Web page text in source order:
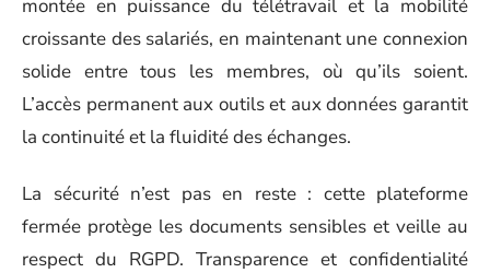
montée en puissance du télétravail et la mobilité
croissante des salariés, en maintenant une connexion
solide entre tous les membres, où qu’ils soient.
L’accès permanent aux outils et aux données garantit
la continuité et la fluidité des échanges.
La sécurité n’est pas en reste : cette plateforme
fermée protège les documents sensibles et veille au
respect du RGPD. Transparence et confidentialité